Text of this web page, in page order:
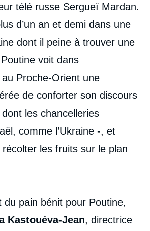
télé russe Sergueï Mardan.
d’un an et demi dans une
dont il peine à trouver une
voit dans
au Proche-Orient une
de conforter son discours
les chancelleries
comme l’Ukraine -, et
les fruits sur le plan
du pain bénit pour Poutine,
Kastouéva-Jean, directrice